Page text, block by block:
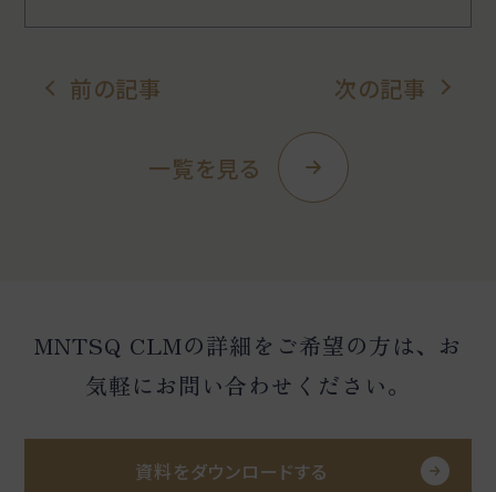
前の記事
一覧を見る
次の記事
MNTSQ CLMの詳細をご希望の方は、お
気軽にお問い合わせください。
資料をダウンロードする